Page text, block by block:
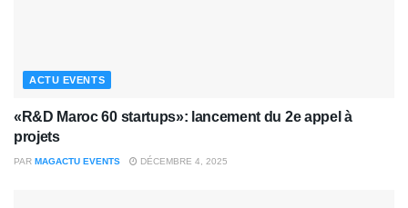
ACTU EVENTS
«R&D Maroc 60 startups»: lancement du 2e appel à
projets
PAR MAGACTU EVENTS DÉCEMBRE 4, 2025